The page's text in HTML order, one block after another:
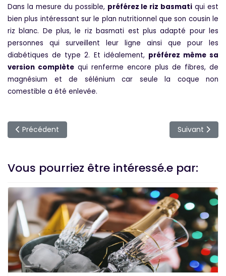
Dans la mesure du possible, préférez le riz basmati qui est
bien plus intéressant sur le plan nutritionnel que son cousin le
riz blanc. De plus, le riz basmati est plus adapté pour les
personnes qui surveillent leur ligne ainsi que pour les
diabétiques de type 2. Et idéalement, préférez même sa
version complète qui renferme encore plus de fibres, de
magnésium et de sélénium car seule la coque non
comestible a été enlevée.
Article précédent : Riz blanc ou basmati : lequel privilégier
Précédent Article
Suivant
Vous pourriez être intéressé.e par: